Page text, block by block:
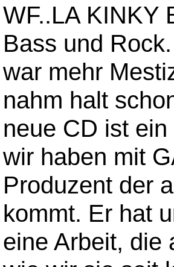
WF..LA KINKY
Bass und
war mehr
nahm halt
neue CD ist
wir haben mit
Produzent der
kommt. Er hat
eine Arbeit, die